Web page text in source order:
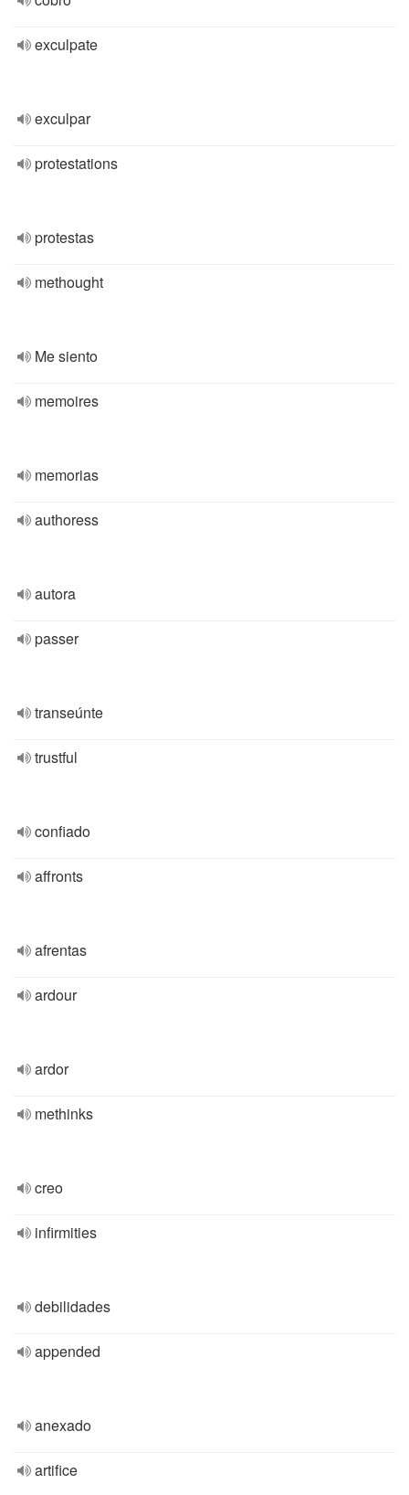
exculpate
exculpar
protestations
protestas
methought
Me siento
memoires
memorias
authoress
autora
passer
transeúnte
trustful
confiado
affronts
afrentas
ardour
ardor
methinks
creo
infirmities
debilidades
appended
anexado
artifice